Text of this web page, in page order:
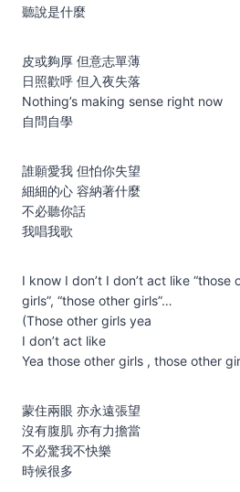
聽說是什麼
皮或夠厚 但意志單薄
日照歡呼 但入夜失落
Nothing’s making sense right now
自問自學
誰願愛我 但怕你失望
細細的心 容納著什麼
不必聽你話
我唱我歌
I know I don’t I don’t act like “those
girls”, “those other girls”…
(Those other girls yea
I don’t act like
Yea those other girls , those other
蒙住兩眼 亦永遠張望
沒有腹肌 亦有力擔當
不必驚我不快樂
時候很多